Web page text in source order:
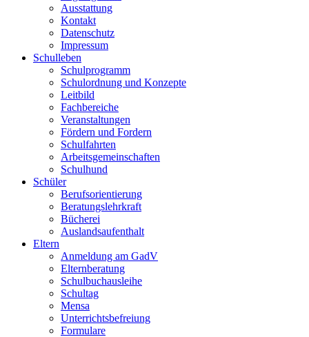
Ausstattung
Kontakt
Datenschutz
Impressum
Schulleben
Schulprogramm
Schulordnung und Konzepte
Leitbild
Fachbereiche
Veranstaltungen
Fördern und Fordern
Schulfahrten
Arbeitsgemeinschaften
Schulhund
Schüler
Berufsorientierung
Beratungslehrkraft
Bücherei
Auslandsaufenthalt
Eltern
Anmeldung am GadV
Elternberatung
Schulbuchausleihe
Schultag
Mensa
Unterrichtsbefreiung
Formulare